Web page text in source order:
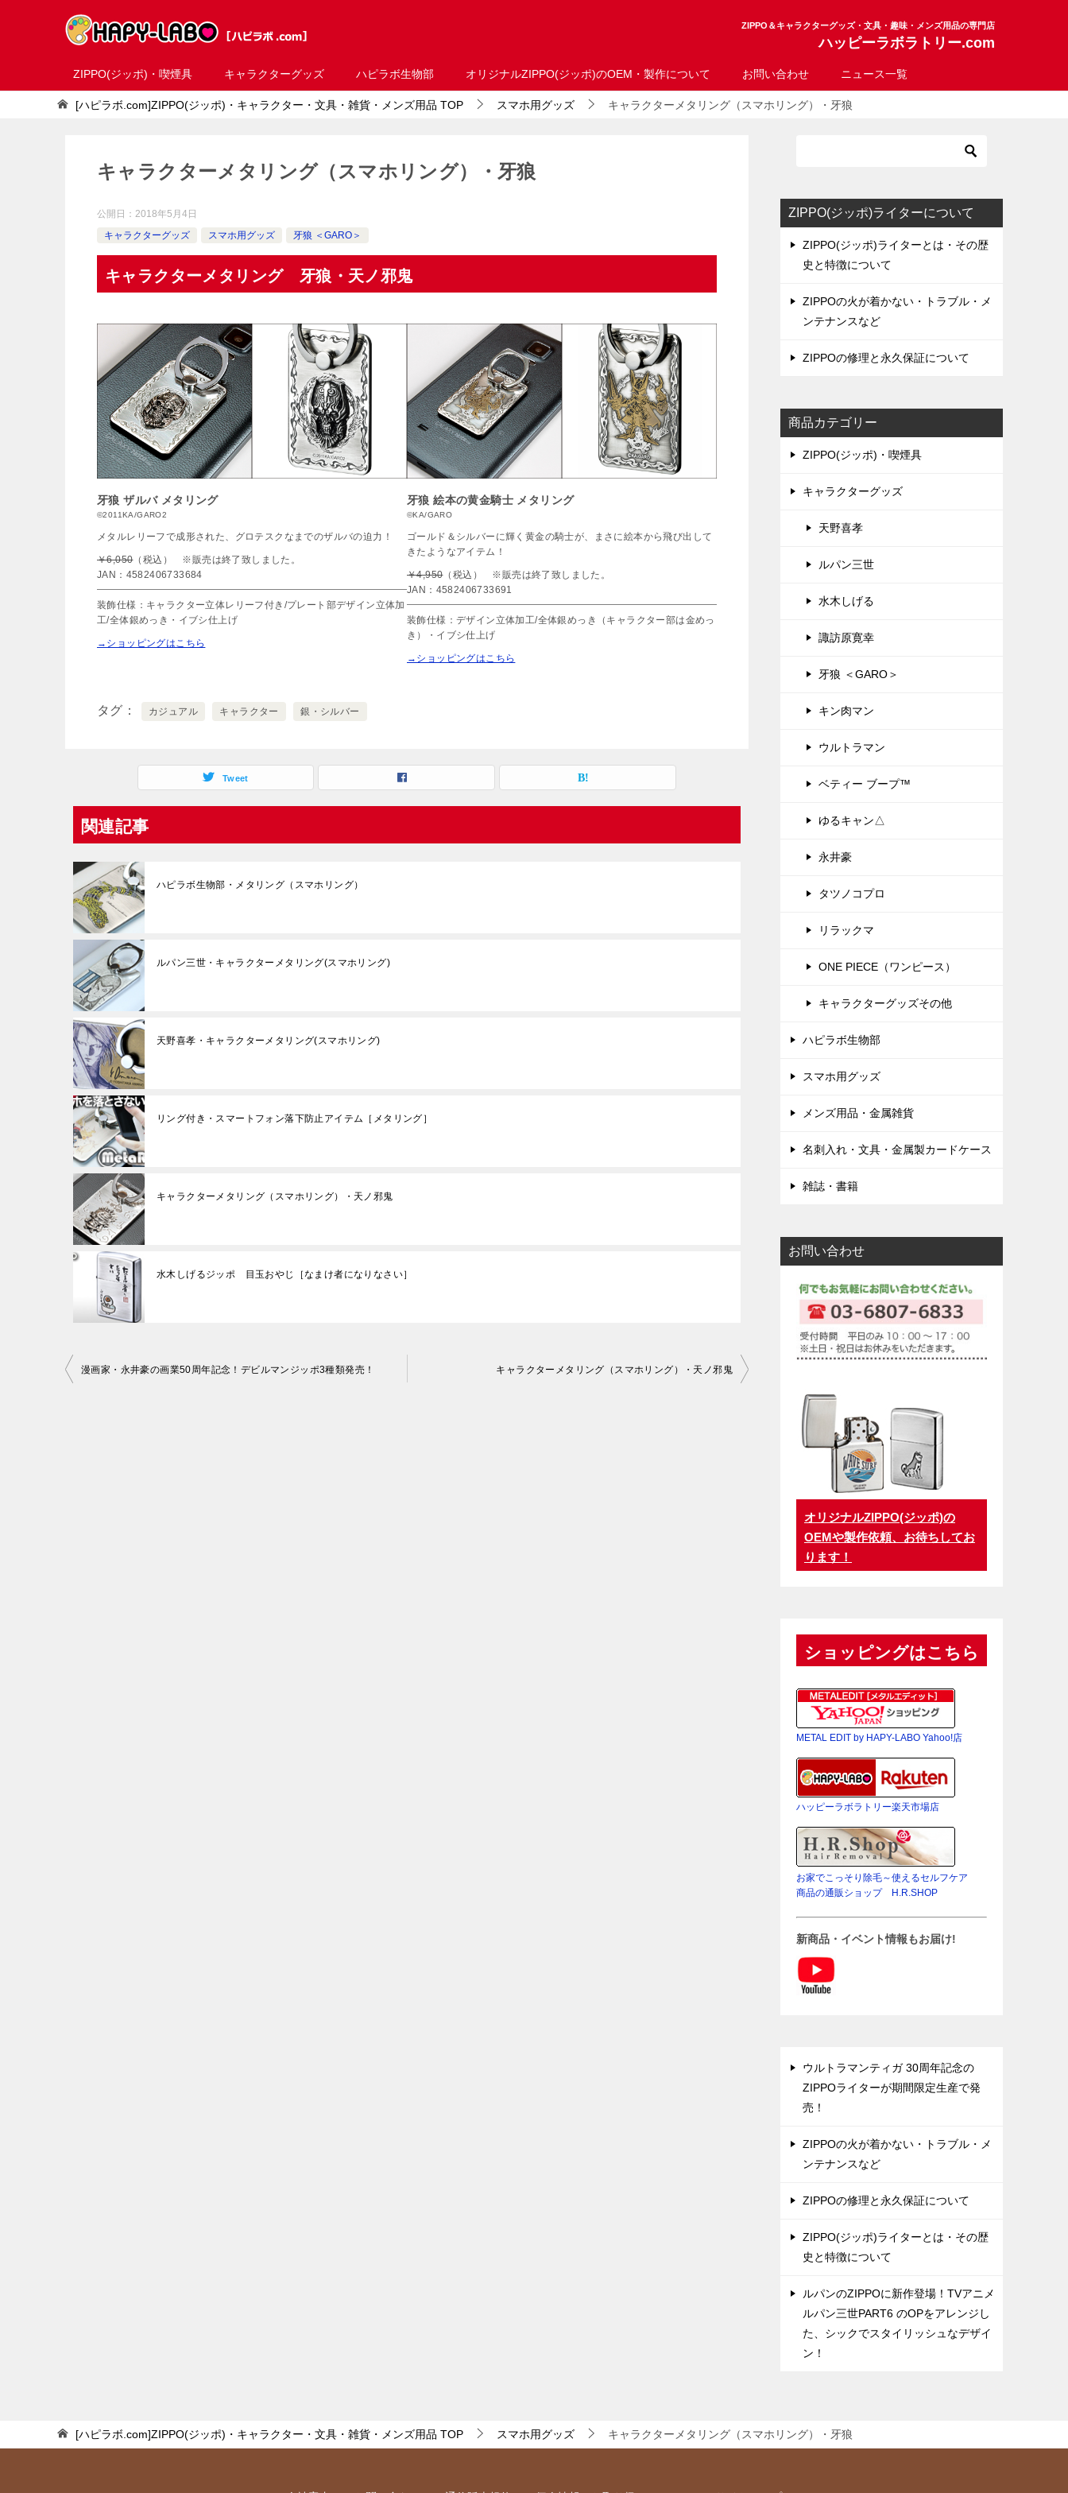
ZIPPO＆キャラクターグッズ・文具・趣味・メンズ用品の専門店
ハッピーラボラトリー.com
ZIPPO(ジッポ)・喫煙具 キャラクターグッズ ハピラボ生物部 オリジナルZIPPO(ジッポ)のOEM・製作について お問い合わせ ニュース一覧
[ハピラボ.com]ZIPPO(ジッポ)・キャラクター・文具・雑貨・メンズ用品 TOP スマホ用グッズ キャラクターメタリング（スマホリング）・牙狼
キャラクターメタリング（スマホリング）・牙狼
公開日： 2018年5月4日
キャラクターグッズ
スマホ用グッズ 牙狼 ＜GARO＞
キャラクターメタリング 牙狼・天ノ邪鬼
牙狼 ザルバ メタリング
©2011KA/GARO2
メタルレリーフで成形された、グロテスクなまでのザルバの迫力！
￥6,050（税込） ※販売は終了致しました。
JAN：4582406733684
装飾仕様：キャラクター立体レリーフ付き/プレート部デザイン立体加
工/全体銀めっき・イブシ仕上げ
→ショッピングはこちら
牙狼 絵本の黄金騎士 メタリング
©KA/GARO
ゴールド＆シルバーに輝く黄金の騎士が、まさに絵本から飛び出して
きたようなアイテム！
￥4,950（税込） ※販売は終了致しました。
JAN：4582406733691
装飾仕様：デザイン立体加工/全体銀めっき（キャラクター部は金めっ
き）・イブシ仕上げ
→ショッピングはこちら
タグ カジュアル キャラクター 銀・シルバー
Tweet
関連記事
ハピラボ生物部・メタリング（スマホリング）
ルパン三世・キャラクターメタリング(スマホリング)
天野喜孝・キャラクターメタリング(スマホリング)
リング付き・スマートフォン落下防止アイテム［メタリング］
キャラクターメタリング（スマホリング）・天ノ邪鬼
水木しげるジッポ 目玉おやじ［なまけ者になりなさい］
投漫画家・永井豪の画業50周年記念！デビルマンジッポ3種類発売！ キャラクターメタリング（スマホリング）・天ノ邪鬼
ZIPPO(ジッポ)ライターについて
ZIPPO(ジッポ)ライターとは・その歴
史と特徴について
ZIPPOの火が着かない・トラブル・メ
ンテナンスなど
ZIPPOの修理と永久保証について
商品カテゴリー
ZIPPO(ジッポ)・喫煙具
キャラクターグッズ
天野喜孝
ルパン三世
水木しげる
諏訪原寛幸
牙狼 ＜GARO＞
キン肉マン
ウルトラマン
ベティー ブープ™
ゆるキャン△
永井豪
タツノコプロ
リラックマ
ONE PIECE（ワンピース）
キャラクターグッズその他
ハピラボ生物部
スマホ用グッズ
メンズ用品・金属雑貨
名刺入れ・文具・金属製カードケース
雑誌・書籍
お問い合わせ
オリジナルZIPPO(ジッポ)の
OEMや製作依頼、お待ちしてお
ります！
ショッピングはこちら
METAL EDIT by HAPY-LABO Yahoo!店
ハッピーラボラトリー楽天市場店
お家でこっそり除毛～使えるセルフケア
商品の通販ショップ H.R.SHOP
新商品・イベント情報もお届け!
ウルトラマンティガ 30周年記念の
ZIPPOライターが期間限定生産で発
売！
ZIPPOの火が着かない・トラブル・メ
ンテナンスなど
ZIPPOの修理と永久保証について
ZIPPO(ジッポ)ライターとは・その歴
史と特徴について
ルパンのZIPPOに新作登場！TVアニメ
ルパン三世PART6 のOPをアレンジし
た、シックでスタイリッシュなデザイ
ン！
[ハピラボ.com]ZIPPO(ジッポ)・キャラクター・文具・雑貨・メンズ用品 TOP スマホ用グッズ キャラクターメタリング（スマホリング）・牙狼